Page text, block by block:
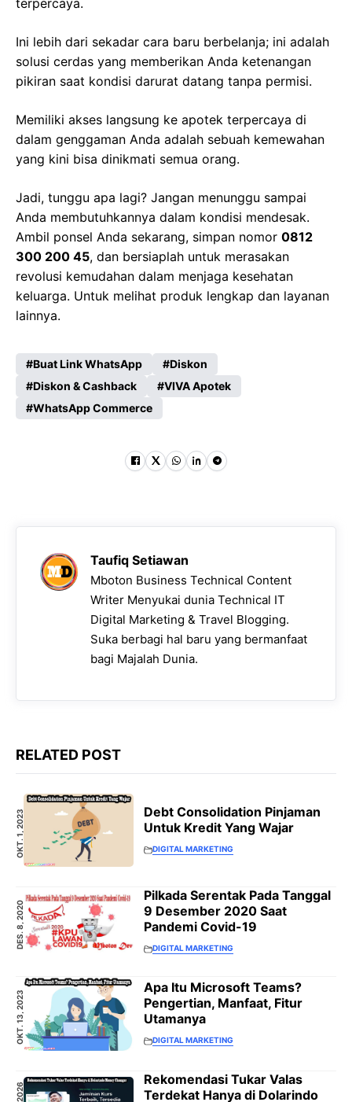
Ini lebih dari sekadar cara baru berbelanja; ini adalah
solusi cerdas yang memberikan Anda ketenangan
pikiran saat kondisi darurat datang tanpa permisi.
Memiliki akses langsung ke apotek terpercaya di
dalam genggaman Anda adalah sebuah kemewahan
yang kini bisa dinikmati semua orang.
Jadi, tunggu apa lagi? Jangan menunggu sampai
Anda membutuhkannya dalam kondisi mendesak.
Ambil ponsel Anda sekarang, simpan nomor 0812
300 200 45, dan bersiaplah untuk merasakan
revolusi kemudahan dalam menjaga kesehatan
keluarga. Untuk melihat produk lengkap dan layanan
lainnya.
Buat Link WhatsApp
Diskon
Diskon & Cashback
VIVA Apotek
WhatsApp Commerce
Taufiq Setiawan
Mboton Business Technical Content
Writer Menyukai dunia Technical IT
Digital Marketing & Travel Blogging.
Suka berbagi hal baru yang bermanfaat
bagi Majalah Dunia.
RELATED POST
OKT. 1, 2023
Debt Consolidation Pinjaman
Untuk Kredit Yang Wajar
DIGITAL MARKETING
DES. 8, 2020
Pilkada Serentak Pada Tanggal
9 Desember 2020 Saat
Pandemi Covid-19
DIGITAL MARKETING
OKT. 13, 2023
Apa Itu Microsoft Teams?
Pengertian, Manfaat, Fitur
Utamanya
DIGITAL MARKETING
Rekomendasi Tukar Valas
Terdekat Hanya di Dolarindo